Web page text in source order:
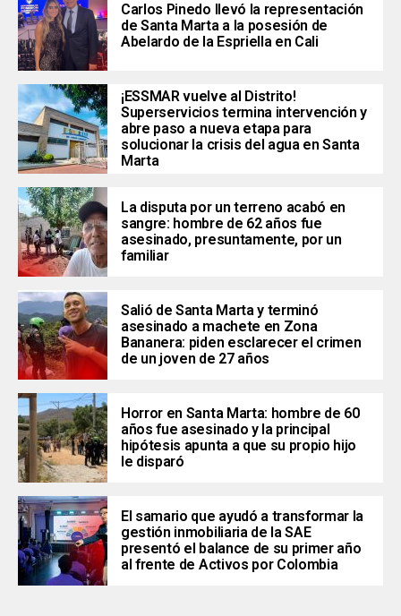
Carlos Pinedo llevó la representación
de Santa Marta a la posesión de
Abelardo de la Espriella en Cali
¡ESSMAR vuelve al Distrito!
Superservicios termina intervención y
abre paso a nueva etapa para
solucionar la crisis del agua en Santa
Marta
La disputa por un terreno acabó en
sangre: hombre de 62 años fue
asesinado, presuntamente, por un
familiar
Salió de Santa Marta y terminó
asesinado a machete en Zona
Bananera: piden esclarecer el crimen
de un joven de 27 años
Horror en Santa Marta: hombre de 60
años fue asesinado y la principal
hipótesis apunta a que su propio hijo
le disparó
El samario que ayudó a transformar la
gestión inmobiliaria de la SAE
presentó el balance de su primer año
al frente de Activos por Colombia